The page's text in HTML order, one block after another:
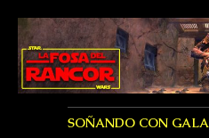
SOÑANDO CON